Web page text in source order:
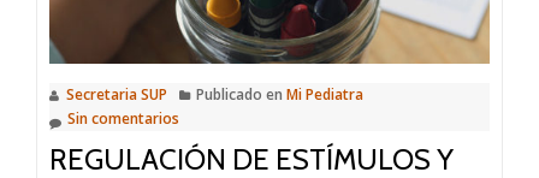
Secretaria SUP Publicado en Mi Pediatra
Sin comentarios
REGULACIÓN DE ESTÍMULOS Y